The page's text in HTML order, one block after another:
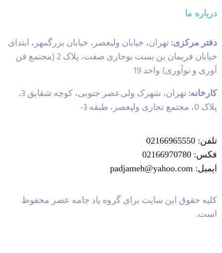
درباره ما
دفتر مرکزی:تهران، خیابان ولیعصر، خیابان بزرگمهر، ابتدای
خیابان فریمان بن بست بوجاری صفت، پلاک 2 (مجتمع فن
آوری و نوآوری) واحد 19
کارخانه:
تهران، شهرک ولی‌عصر جنوبی، کوچه شقایق 3،
پلاک 0، مجتمع تجاری ولیعصر، طبقه 3-
تلفن: 02166965550
فکس: 02166970780
ایمیل: padjameh@yahoo.com
کلیه حقوق این سایت برای گروه پاد جامه عصر محفوظ
است.